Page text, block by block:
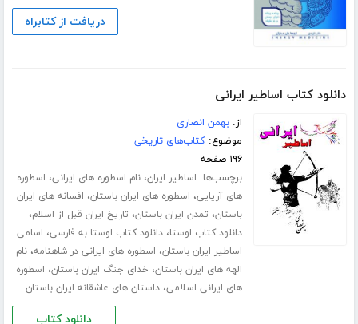
دریافت از کتابراه
دانلود کتاب اساطیر ایرانی
از:بهمن انصاری
موضوع:کتاب‌های تاریخی
۱۹۶ صفحه
برچسب‌ها: اساطیر ایران،نام اسطوره های ایرانی، اسطوره
های آریایی، اسطوره های ایران باستان، افسانه های ایران
باستان، تمدن ایران باستان، تاریخ ایران قبل از اسلام،
دانلود کتاب اوستا،دانلود کتاب اوستا به فارسی، اسامی
اساطیر ایران باستان، اسطوره های ایرانی در شاهنامه،نام
الهه های ایران باستان، خدای جنگ ایران باستان، اسطوره
های ایرانی اسلامی،داستان های عاشقانه ایران باستان
دانلود کتاب